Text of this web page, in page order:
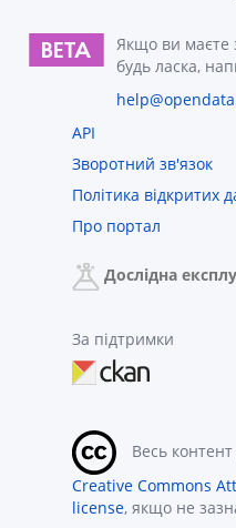
Якщо ви маєте
будь ласка,
API
Зворотний зв'язок
Політика відкритих
Про портал
Дослідна
За підтримки
Весь
Creative Commons
license, якщо не